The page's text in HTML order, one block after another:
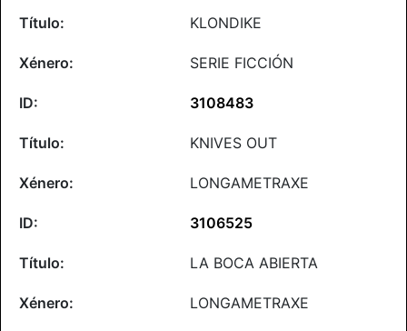
KLONDIKE
SERIE FICCIÓN
3108483
KNIVES OUT
LONGAMETRAXE
3106525
LA BOCA ABIERTA
LONGAMETRAXE